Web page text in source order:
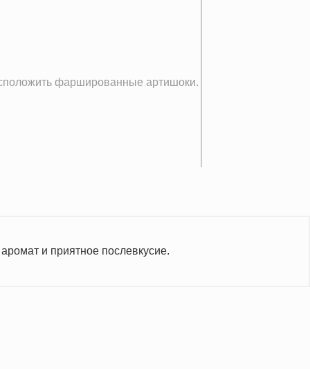
фаршированные артишоки.
и приятное послевкусие.